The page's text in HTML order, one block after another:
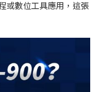
或數位工具應用，這張